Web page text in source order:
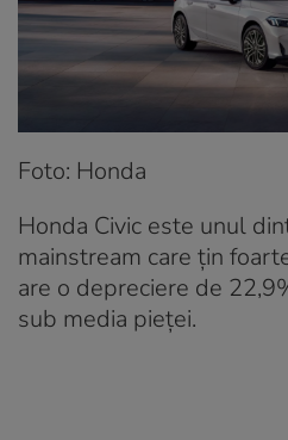
Foto: Honda
Honda Civic este unul
mainstream care țin
are o depreciere de
sub media pieței.